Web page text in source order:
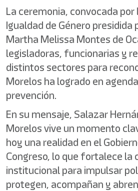
La ceremonia, convocada por
Igualdad de Género presidida
Martha Melissa Montes de
legisladoras, funcionarias y
distintos sectores para
Morelos ha logrado en
prevención.
En su mensaje, Salazar
Morelos vive un momento
hoy una realidad en el
Congreso, lo que fortalece la
institucional para impulsar
protegen, acompañan y